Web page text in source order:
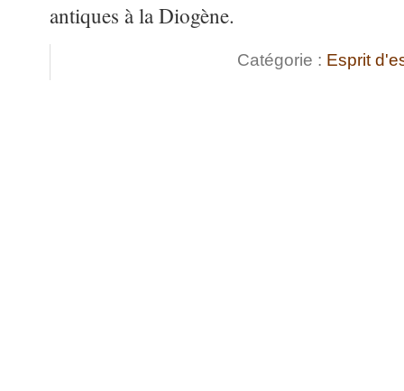
antiques à la Diogène.
Catégorie : Esprit